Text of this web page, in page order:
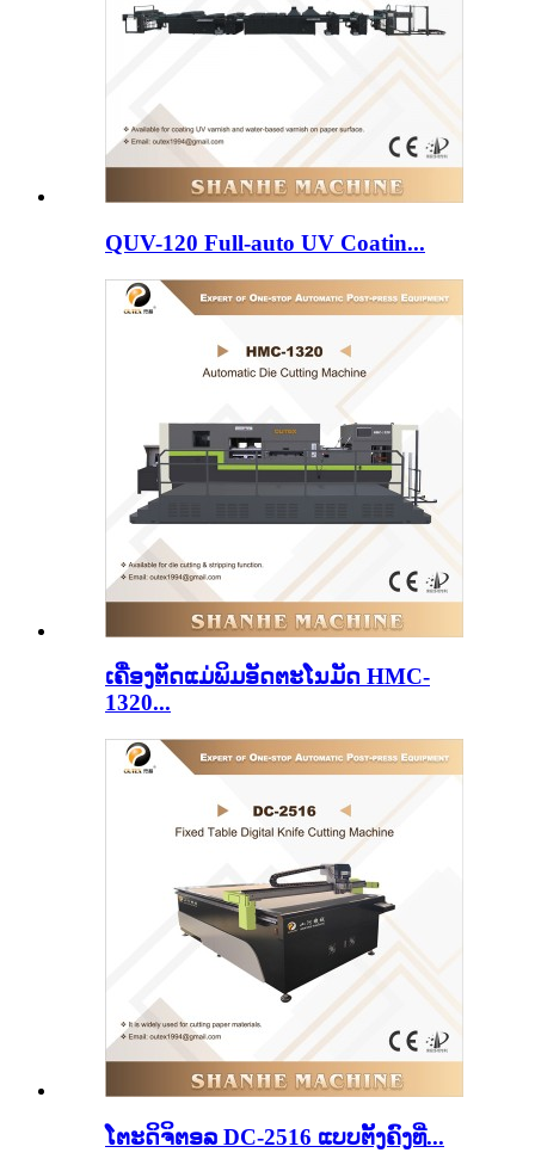
QUV-120 Full-auto UV Coatin...
ເຄື່ອງຕັດແມ່ພິມອັດຕະໂນມັດ HMC-
1320...
ໂຕະດິຈິຕອລ DC-2516 ແບບຕັ້ງຄົງທີ່...